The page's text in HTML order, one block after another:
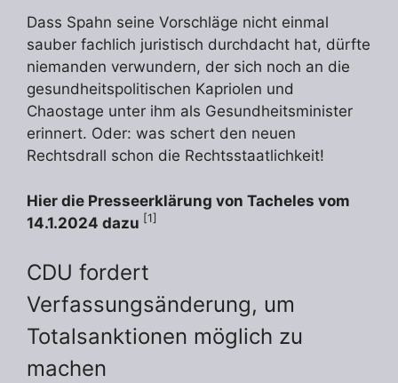
Dass Spahn seine Vorschläge nicht einmal
sauber fachlich juristisch durchdacht hat, dürfte
niemanden verwundern, der sich noch an die
gesundheitspolitischen Kapriolen und
Chaostage unter ihm als Gesundheitsminister
erinnert. Oder: was schert den neuen
Rechtsdrall schon die Rechtsstaatlichkeit!
Hier die Presseerklärung von Tacheles vom
14.1.2024 dazu [1]
CDU fordert
Verfassungsänderung, um
Totalsanktionen möglich zu
machen